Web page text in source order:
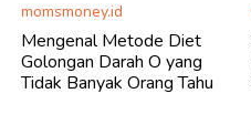
momsmoney.id
Mengenal Metode Diet
Golongan Darah O yang
Tidak Banyak Orang Tahu